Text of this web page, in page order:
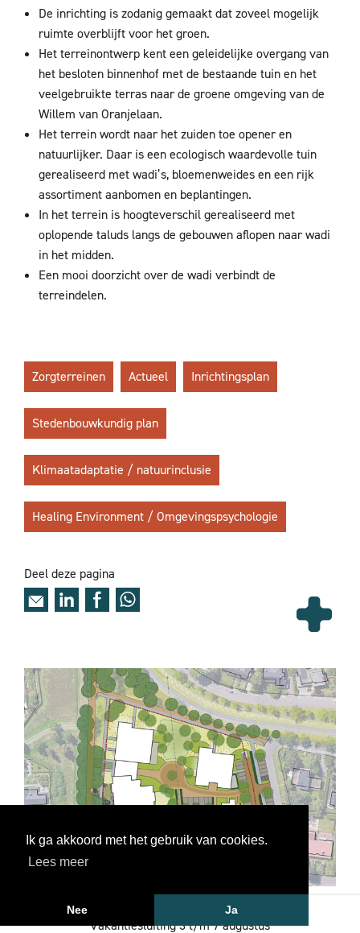
Ik ga akkoord met het gebruik van cookies.
Lees meer
Nee Ja
De inrichting is zodanig gemaakt dat zoveel mogelijk
ruimte overblijft voor het groen.
Het terreinontwerp kent een geleidelijke overgang van
het besloten binnenhof met de bestaande tuin en het
veelgebruikte terras naar de groene omgeving van de
Willem van Oranjelaan.
Het terrein wordt naar het zuiden toe opener en
natuurlijker. Daar is een ecologisch waardevolle tuin
gerealiseerd met wadi’s, bloemenweides en een rijk
assortiment aanbomen en beplantingen.
In het terrein is hoogteverschil gerealiseerd met
oplopende taluds langs de gebouwen aflopen naar wadi
in het midden.
Een mooi doorzicht over de wadi verbindt de
terreindelen.
Zorgterreinen Actueel Inrichtingsplan
Stedenbouwkundig plan
Klimaatadaptatie / natuurinclusie
Healing Environment / Omgevingspsychologie
Deel deze pagina
Vollmer+partners: Tel. 033 2851685
Vakantiesluiting 3 t/m 7 augustus